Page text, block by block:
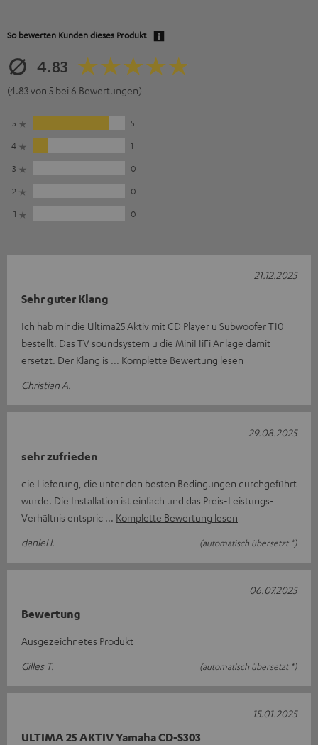
So bewerten Kunden dieses Produkt
4.83
(4.83 von 5 bei 6 Bewertungen)
5
5
4
1
3
0
2
0
1
0
Sehr guter Klang
Ich hab mir die Ultima25 Aktiv mit CD Player u Subwoofer T10
bestellt. Das TV soundsystem u die MiniHiFi Anlage damit
ersetzt. Der Klang is
Komplette Bewertung lesen
Christian A.
21.12.2025
sehr zufrieden
die Lieferung, die unter den besten Bedingungen durchgeführt
wurde. Die Installation ist einfach und das Preis-Leistungs-
Verhältnis entspric
Komplette Bewertung lesen
daniel l.
(automatisch übersetzt *)
29.08.2025
Bewertung
Ausgezeichnetes Produkt
Gilles T.
(automatisch übersetzt *)
06.07.2025
ULTIMA 25 AKTIV Yamaha CD-S303
15.01.2025